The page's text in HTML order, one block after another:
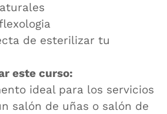
de esterilizar tu
este curso:
ideal para los servicios
salón de uñas o salón de